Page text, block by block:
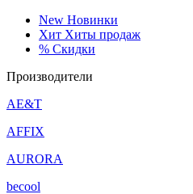
New Новинки
Хит Хиты продаж
% Скидки
Производители
AE&T
AFFIX
AURORA
becool